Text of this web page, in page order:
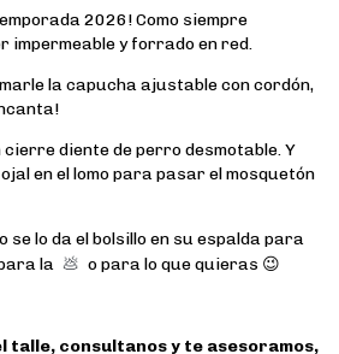
2026! Como siempre
impermeable y forrado en red.
la capucha ajustable con cordón,
diente de perro desmotable. Y
en el lomo para pasar el mosquetón
se lo da el bolsillo en su espalda para
la 💩 o para lo que quieras 😉
talle, consultanos y te asesoramos,